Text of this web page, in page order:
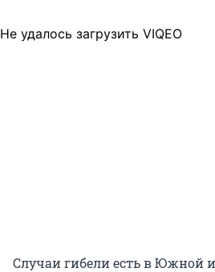
Не удалось загрузить VIQEO
Случаи гибели есть в Южной